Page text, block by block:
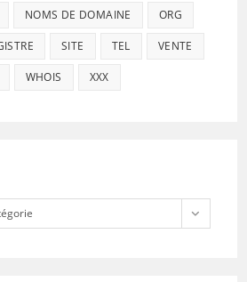
NOMS DE DOMAINE ORG
SITE TEL VENTE
WHOIS XXX